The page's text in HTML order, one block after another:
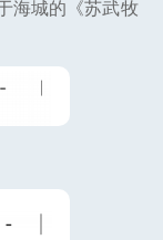
海城的《苏武牧